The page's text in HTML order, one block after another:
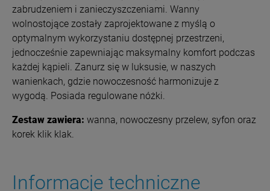
zabrudzeniem i zanieczyszczeniami. Wanny
wolnostojące zostały zaprojektowane z myślą o
optymalnym wykorzystaniu dostępnej przestrzeni,
jednocześnie zapewniając maksymalny komfort podczas
każdej kąpieli. Zanurz się w luksusie, w naszych
wanienkach, gdzie nowoczesność harmonizuje z
wygodą. Posiada regulowane nóżki.
Zestaw zawiera: wanna, nowoczesny przelew, syfon oraz
korek klik klak.
Informacje techniczne